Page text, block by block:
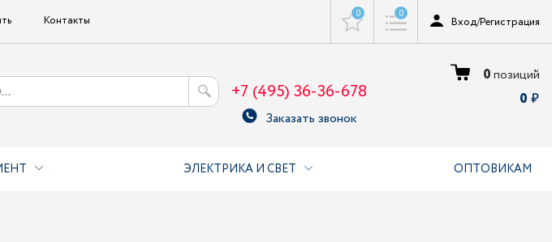
Контакты 0 0
Вход/Регистрация
+7 (495) 36-36-678
Заказать звонок
0позиций
0
ЭЛЕКТРИКА И СВЕТ ОПТОВИКАМ